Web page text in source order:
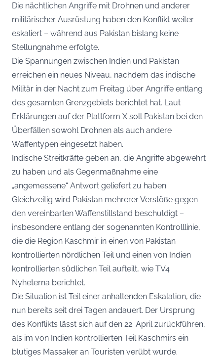
Die nächtlichen Angriffe mit Drohnen und anderer
militärischer Ausrüstung haben den Konflikt weiter
eskaliert – während aus Pakistan bislang keine
Stellungnahme erfolgte.
Die Spannungen zwischen Indien und Pakistan
erreichen ein neues Niveau, nachdem das indische
Militär in der Nacht zum Freitag über Angriffe entlang
des gesamten Grenzgebiets berichtet hat. Laut
Erklärungen auf der Plattform X soll Pakistan bei den
Überfällen sowohl Drohnen als auch andere
Waffentypen eingesetzt haben.
Indische Streitkräfte geben an, die Angriffe abgewehrt
zu haben und als Gegenmaßnahme eine
„angemessene“ Antwort geliefert zu haben.
Gleichzeitig wird Pakistan mehrerer Verstöße gegen
den vereinbarten Waffenstillstand beschuldigt –
insbesondere entlang der sogenannten Kontrolllinie,
die die Region Kaschmir in einen von Pakistan
kontrollierten nördlichen Teil und einen von Indien
kontrollierten südlichen Teil aufteilt, wie TV4
Nyheterna berichtet.
Die Situation ist Teil einer anhaltenden Eskalation, die
nun bereits seit drei Tagen andauert. Der Ursprung
des Konflikts lässt sich auf den 22. April zurückführen,
als im von Indien kontrollierten Teil Kaschmirs ein
blutiges Massaker an Touristen verübt wurde.